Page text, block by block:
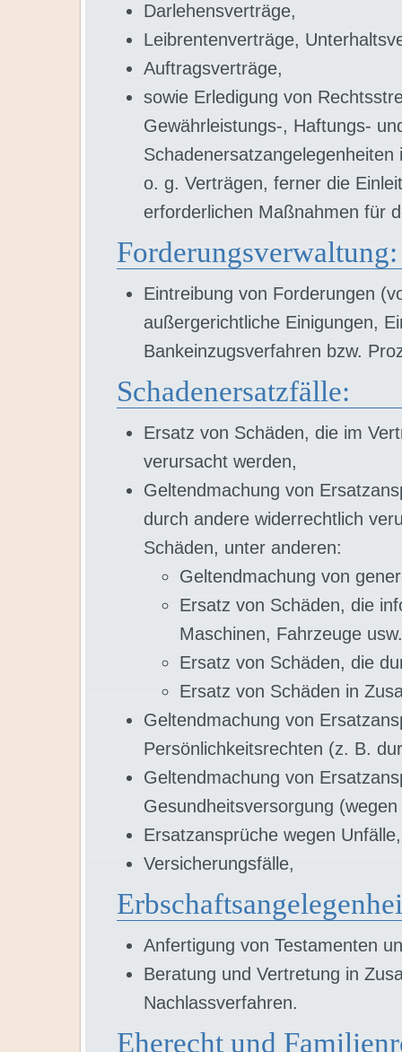
Darlehensverträge,
Leibrentenverträge,
Auftragsverträge,
sowie Erledigung von
Gewährleistungs-, Haftungs-
o. g. Verträgen, ferner die
erforderlichen Maßnahmen für
Forderungsverwaltung:
Eintreibung von Forderungen
außergerichtliche Einigungen,
Bankeinzugsverfahren bzw.
Schadenersatzfälle:
Ersatz von Schäden, die im
verursacht werden,
Geltendmachung von
durch andere widerrechtlich
Schäden, unter anderen:
Geltendmachung von
Ersatz von Schäden, die
Maschinen, Fahrzeuge
Ersatz von Schäden, die
Ersatz von Schäden in
Geltendmachung von
Persönlichkeitsrechten (z. B.
Geltendmachung von
Gesundheitsversorgung
Ersatzansprüche wegen Unfälle,
Versicherungsfälle,
Anfertigung von Testamenten
Beratung und Vertretung in
Nachlassverfahren.
Eherecht und